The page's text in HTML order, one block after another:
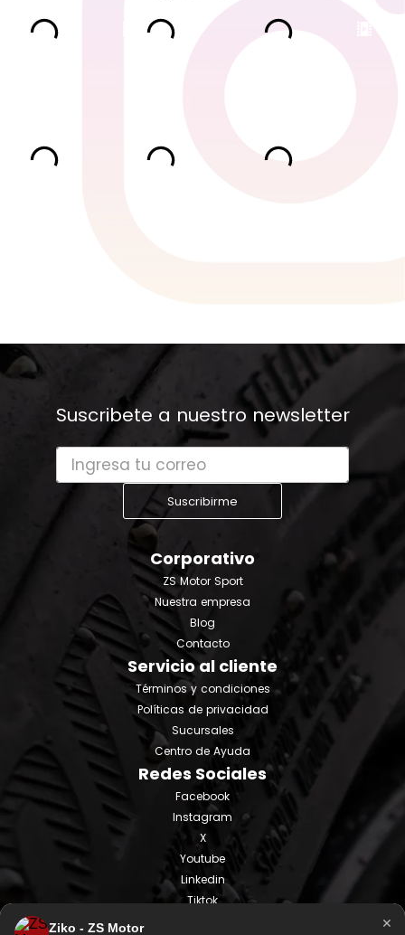
Suscribete a nuestro newsletter
Suscribirme
Corporativo
ZS Motor Sport
Nuestra empresa
Blog
Contacto
Servicio al cliente
Términos y condiciones
Políticas de privacidad
Sucursales
Centro de Ayuda
Redes Sociales
Facebook
Instagram
X
Youtube
Linkedin
Tiktok
Ziko - ZS Motor ×